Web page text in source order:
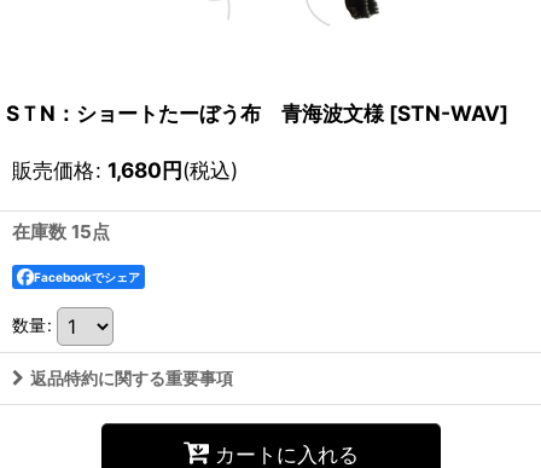
SＴN：ショートたーぼう布 青海波文様 [STN-WAV]
販売価格: 1,680円(税込)
在庫数 15点
Facebookでシェア
数量:
返品特約に関する重要事項
カートに入れる